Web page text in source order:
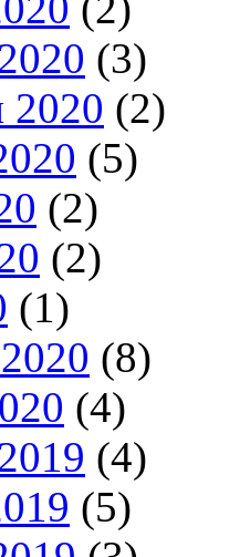
(3)
2020 (2)
(5)
(2)
(2)
(1)
(8)
(4)
(4)
(5)